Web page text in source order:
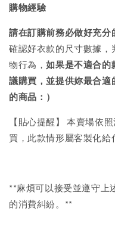
購物經驗
請在訂購前務必做好充
確認好衣款的尺寸數據
物行為，如果是不適合的
議購買，並提供妳最合適
的商品：）
【貼心提醒】 本賣場依
買，此款情形屬客製化給
**麻煩可以接受並遵守上
的消費糾紛。**